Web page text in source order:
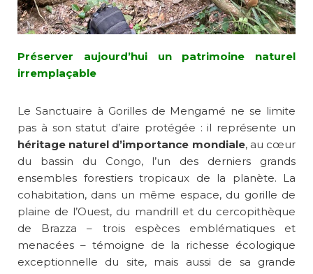
Préserver aujourd’hui un patrimoine naturel
irremplaçable
Le Sanctuaire à Gorilles de Mengamé ne se limite
pas à son statut d’aire protégée : il représente un
héritage naturel d’importance mondiale, au cœur
du bassin du Congo, l’un des derniers grands
ensembles forestiers tropicaux de la planète. La
cohabitation, dans un même espace, du gorille de
plaine de l’Ouest, du mandrill et du cercopithèque
de Brazza – trois espèces emblématiques et
menacées – témoigne de la richesse écologique
exceptionnelle du site, mais aussi de sa grande